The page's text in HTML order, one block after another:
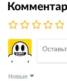
Новые